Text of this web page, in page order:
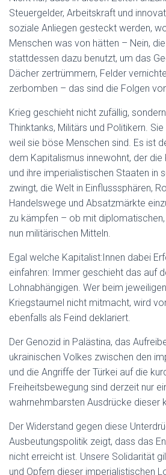
Steuergelder, Arbeitskraft und
soziale Anliegen gesteckt werden,
Menschen was von hätten – Nein,
stattdessen dazu benutzt, um das
Dächer zertrümmern, Felder
zerbomben – das sind die Folgen
Krieg geschieht nicht zufällig,
Thinktanks, Militärs und Politikern.
weil sie böse Menschen sind. Es ist
dem Kapitalismus innewohnt, der
und ihre imperialistischen Staaten in
zwingt, die Welt in Einflusssphären,
Handelswege und Absatzmärkte
zu kämpfen – ob mit
nun militärischen Mitteln.
Egal welche Kapitalist:Innen dabei
einfahren: Immer geschieht das auf
Lohnabhängigen. Wer beim
Kriegstaumel nicht mitmacht, wird
ebenfalls als Feind deklariert.
Der Genozid in Palästina, das
ukrainischen Volkes zwischen den
und die Angriffe der Türkei auf die
Freiheitsbewegung sind derzeit nur
wahrnehmbarsten Ausdrücke dieser
Der Widerstand gegen diese
Ausbeutungspolitik zeigt, dass das
nicht erreicht ist. Unsere Solidarität
und Opfern dieser imperialistischen